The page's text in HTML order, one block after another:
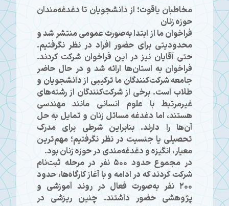
مخاطبان یاقوت؛ از دانشجویان تا دغدغه‌مندان
حوزه زنان
فراخوان ما از ابتدا به‌صورت عمومی منتشر شد و
محدودیتی برای حضور افراد در نظر نگرفتیم.
حتی آقایان نیز در این فراخوان شرکت کردند.
فراخوان به استان‌ها ارائه شد و در حال حاضر
جامعه شرکت‌کنندگان ما ترکیبی از دانشجویان و
طلاب است. برخی از شرکت‌کنندگان از رشته‌های
غیرمرتبط با علوم انسانی مانند مهندسی
هستند، اما دغدغه مسائل زنان و تمایل به حل
آن‌ها را دارند. بنابراین شرطی برای مدرک
تحصیلی یا جنسیت در نظر نگرفتیم؛ مهم‌ترین
معیار، انگیزه و دغدغه‌مندی در حوزه زنان بود.
در مجموع حدود ۵۰۰ نفر در مرحله ثبت‌نام
شرکت کردند که در ادامه و با آغاز کارگاه‌ها، حدود
۲۰۰ نفر به‌صورت فعال در روند آموزشی و
پژوهشی حضور داشتند. چنین ریزشی در